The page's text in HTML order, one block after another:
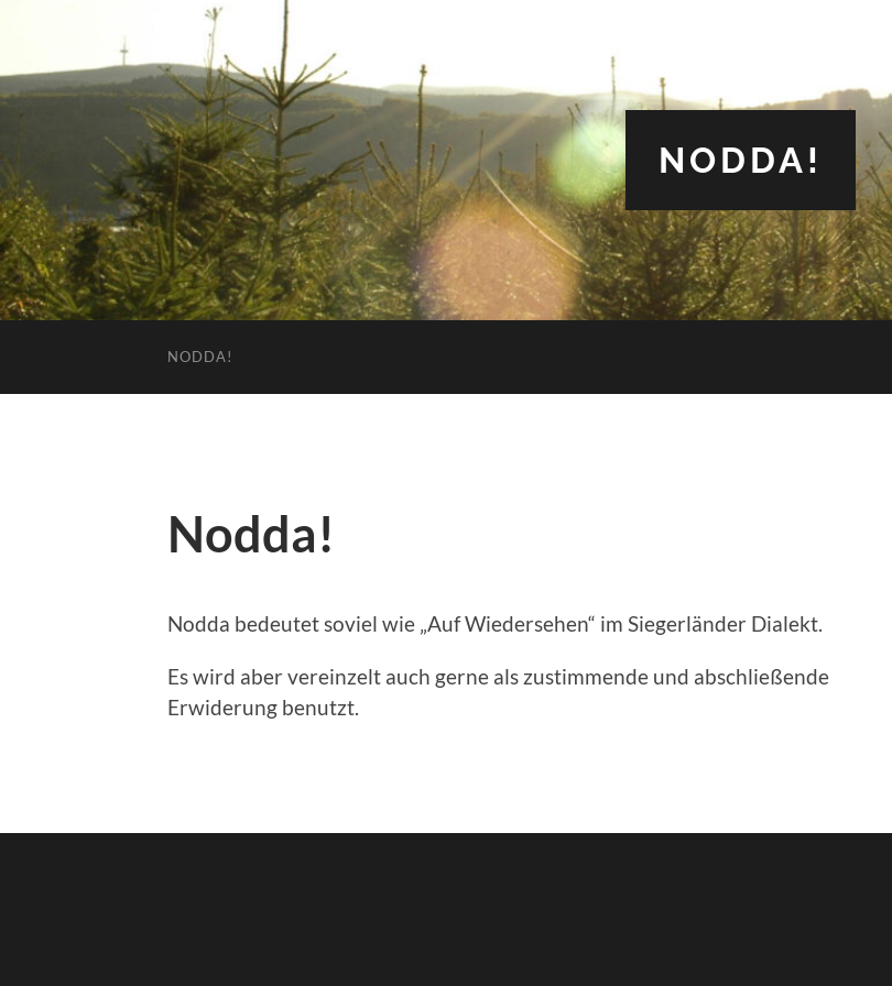
NODDA!
NODDA!
Nodda!
Nodda bedeutet soviel wie „Auf Wiedersehen“ im Siegerländer Dialekt.
Es wird aber vereinzelt auch gerne als zustimmende und abschließende
Erwiderung benutzt.